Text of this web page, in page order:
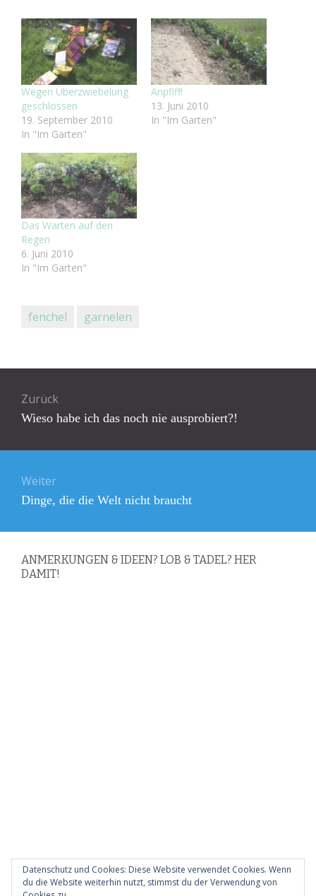
Wegen Überzwiebelung
geschlossen
19. September 2010
In "Im Garten"
Anpfiff!
13. Juni 2010
In "Im Garten"
Das Warten auf den
Regen
6. Juni 2010
In "Im Garten"
fenchel garnelen
Zurück
Vorheriger
Wieso habe ich das noch nie ausprobiert?!
Weiter
Nächster
Dinge, die die Welt nicht braucht
ANMERKUNGEN & IDEEN? LOB & TADEL? HER
DAMIT!
Datenschutz und Cookies: Diese Website verwendet Cookies. Wenn
du die Website weiterhin nutzt, stimmst du der Verwendung von